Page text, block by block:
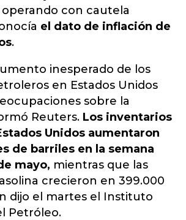
operando con cautela
el dato de inflación de
.
inesperado de los
en Estados Unidos
sobre la
Reuters. Los inventarios
Unidos aumentaron
de barriles en la semana
mayo, mientras que las
crecieron en 399.000
dijo el martes el Instituto
Petróleo.